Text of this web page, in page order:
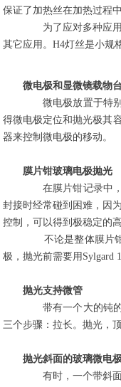
保证了加热丝在加热过程
为了应对多种应用
其它应用。H4灯丝是小规
微电极和显微镜载物台
微电极放置于特别
得微电极定位和抛光极其
器来控制微电极的移动。
膜片钳玻璃电极抛光
在膜片钳记录中，
封接时经常碰到困难，因
控制，可以得到极稳定的
不论是整体膜片钳
极，抛光前需要用 Sylgard
抛光支持微管
带有一个大的钝的
三个步骤：拉长。抛光，
抛光斜面的玻璃微电
有时，一个带斜面